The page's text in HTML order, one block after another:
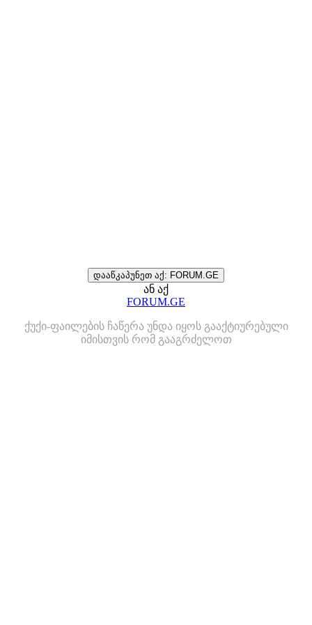
დააწკაპუნეთ აქ: FORUM.GE
ან აქ
FORUM.GE
ქუქი-ფაილების ჩაწერა უნდა იყოს გააქტიურებული
იმისთვის რომ გააგრძელოთ